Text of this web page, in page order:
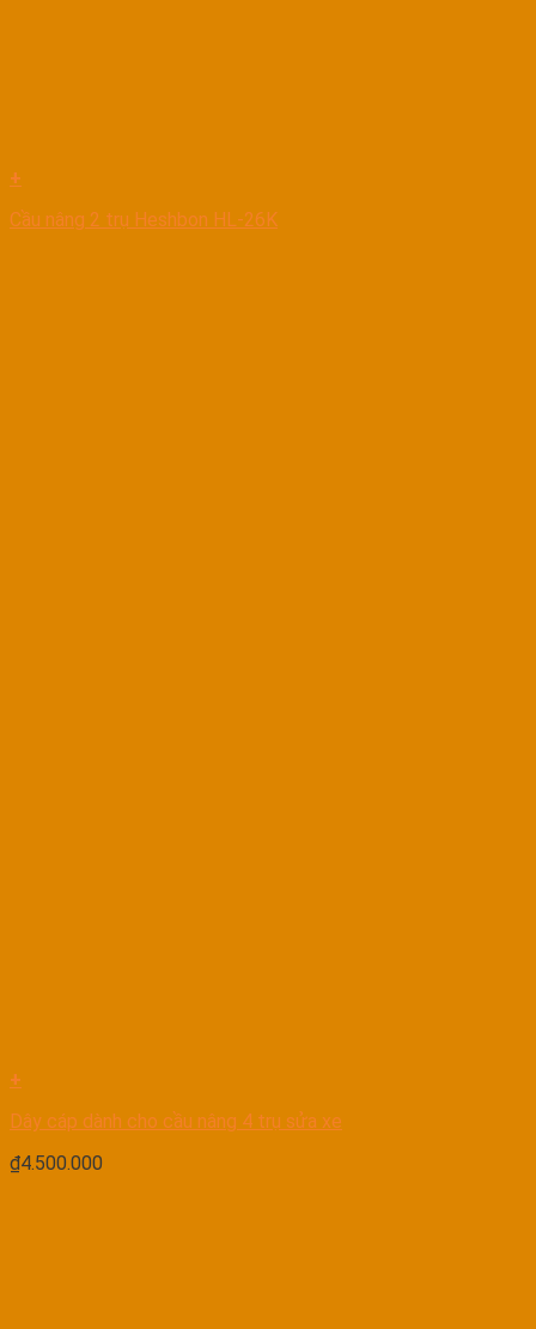
+
Cầu nâng 2 trụ Heshbon HL-26K
+
Dây cáp dành cho cầu nâng 4 trụ sửa xe
₫4.500.000